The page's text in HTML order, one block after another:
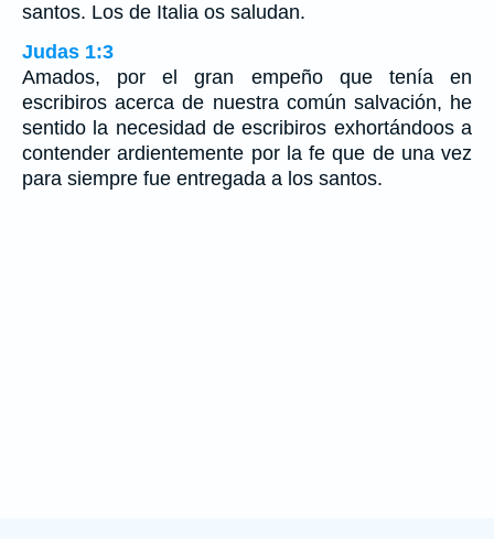
santos. Los de Italia os saludan.
Judas 1:3
Amados, por el gran empeño que tenía en
escribiros acerca de nuestra común salvación, he
sentido la necesidad de escribiros exhortándoos a
contender ardientemente por la fe que de una vez
para siempre fue entregada a los santos.